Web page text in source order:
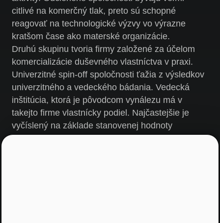
citlivé na komerčný tlak, preto sú schopné
reagovať na technologické výzvy vo výrazne
kratšom čase ako materské organizácie.
Druhú skupinu tvoria firmy založené za účelom
komercializácie duševného vlastníctva v praxi.
Univerzitné spin-off spoločnosti ťažia z výsledkov
univerzitného a vedeckého bádania. Vedecká
inštitúcia, ktorá je pôvodcom vynálezu má v
takejto firme vlastnícky podiel. Najčastejšie je
vyčíslený na základe stanovenej hodnoty
duševného vlastníctva. Vlastnícky podiel je